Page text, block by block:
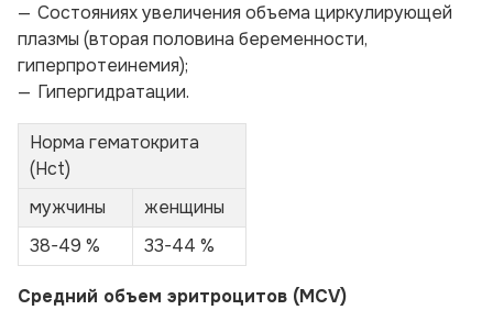
Состояниях увеличения объема циркулирующей
плазмы (вторая половина беременности,
гиперпротеинемия);
Гипергидратации.
Норма гематокрита
(Hct)
мужчины
женщины
38-49 %
33-44 %
Средний объем эритроцитов (MCV)